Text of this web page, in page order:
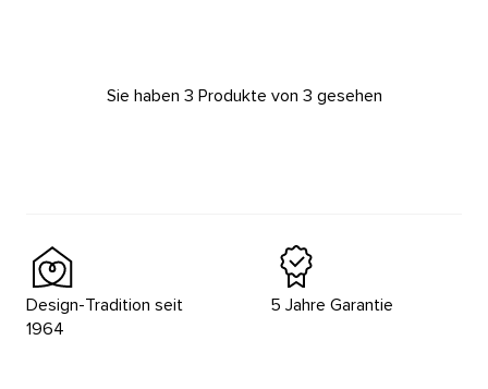
Sie haben 3 Produkte von 3 gesehen
Design-Tradition seit
1964
5 Jahre Garantie